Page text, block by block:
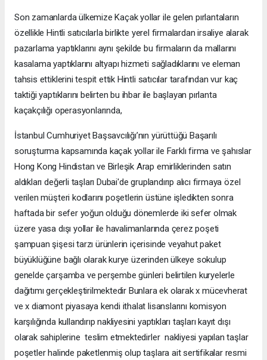
Son zamanlarda ülkemize Kaçak yollar ile gelen pırlantaların
özellikle Hintli satıcılarla birlikte yerel firmalardan irsaliye alarak
pazarlama yaptıklarını aynı şekilde bu firmaların da mallarını
kasalama yaptıklarını altyapı hizmeti sağladıklarını ve eleman
tahsis ettiklerini tespit ettik Hintli satıcılar tarafından vur kaç
taktiği yaptıklarını belirten bu ihbar ile başlayan pırlanta
kaçakçılığı operasyonlarında,
İstanbul Cumhuriyet Başsavcılığı’nın yürüttüğü Başarılı
soruşturma kapsamında kaçak yollar ile Farklı firma ve şahıslar
Hong Kong Hindistan ve Birleşik Arap emirliklerinden satın
aldıkları değerli taşları Dubai'de gruplandırıp alıcı firmaya özel
verilen müşteri kodlarını poşetlerin üstüne işledikten sonra
haftada bir sefer yoğun olduğu dönemlerde iki sefer olmak
üzere yasa dışı yollar ile havalimanlarında çerez poşeti
şampuan şişesi tarzı ürünlerin içerisinde veyahut paket
büyüklüğüne bağlı olarak kurye üzerinden ülkeye sokulup
genelde çarşamba ve perşembe günleri belirtilen kuryelerle
dağıtımı gerçekleştirilmektedir Bunlara ek olarak x mücevherat
ve x diamont piyasaya kendi ithalat lisanslarını komisyon
karşılığında kullandırıp nakliyesini yaptıkları taşları kayıt dışı
olarak sahiplerine teslim etmektedirler nakliyesi yapılan taşlar
poşetler halinde paketlenmiş olup taşlara ait sertifikalar resmi